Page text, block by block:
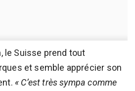
le Suisse prend tout
et semble apprécier son
« C’est très sympa comme